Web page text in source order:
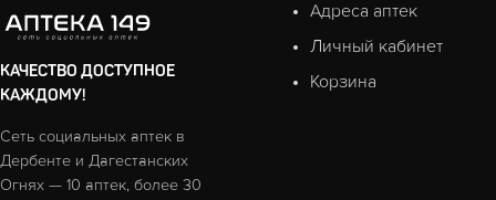
КАЧЕСТВО ДОСТУПНОЕ
КАЖДОМУ!
Сеть социальных аптек в
Дербенте и Дагестанских
Огнях — 10 аптек, более 30
Адреса аптек
Личный кабинет
Корзина